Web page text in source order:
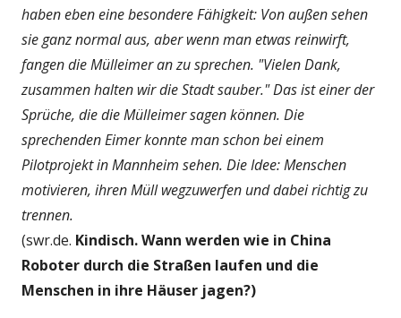
haben eben eine besondere Fähigkeit: Von außen sehen
sie ganz normal aus, aber wenn man etwas reinwirft,
fangen die Mülleimer an zu sprechen. "Vielen Dank,
zusammen halten wir die Stadt sauber." Das ist einer der
Sprüche, die die Mülleimer sagen können. Die
sprechenden Eimer konnte man schon bei einem
Pilotprojekt in Mannheim sehen. Die Idee: Menschen
motivieren, ihren Müll wegzuwerfen und dabei richtig zu
trennen.
(swr.de. Kindisch. Wann werden wie in China
Roboter durch die Straßen laufen und die
Menschen in ihre Häuser jagen?)